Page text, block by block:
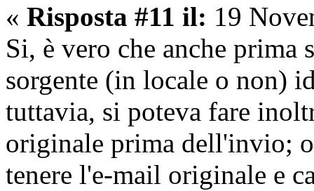
« Risposta #11 il: 19
Si, è vero che anche
sorgente (in locale o non)
tuttavia, si poteva fare
originale prima dell'invio;
tenere l'e-mail originale e